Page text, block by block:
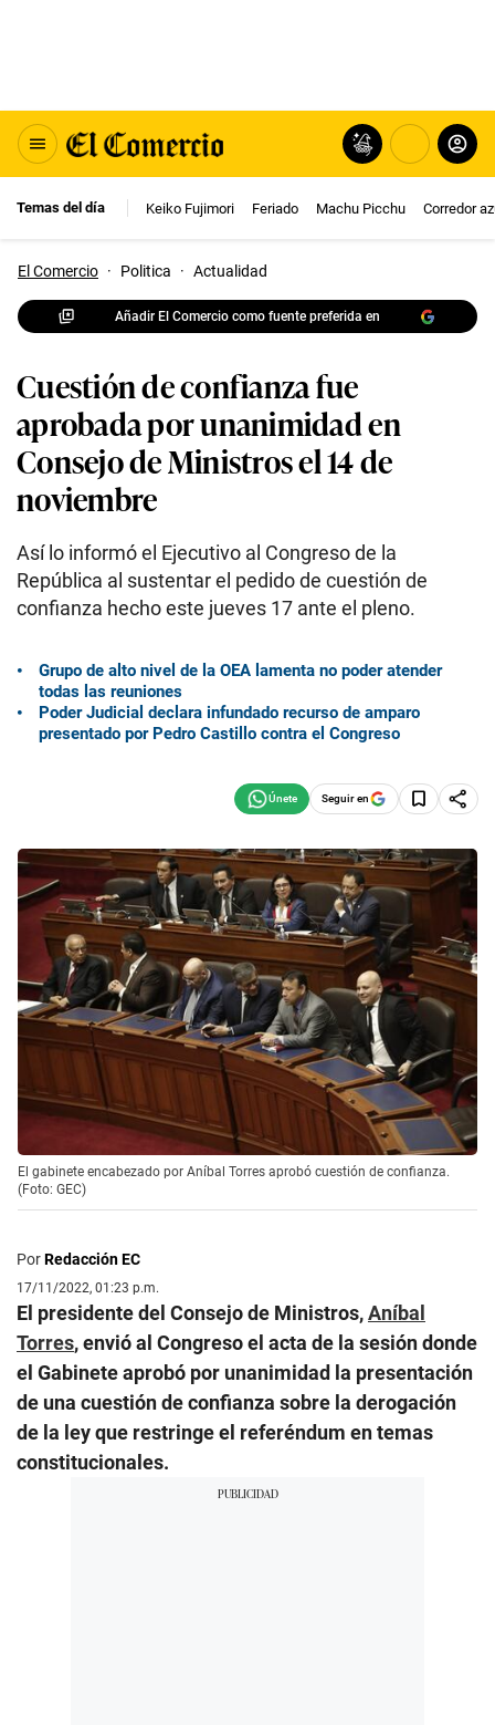
Temas del día Keiko Fujimori Feriado Machu Picchu Corredor
El Comercio · Politica · Actualidad
Añadir El Comercio como fuente preferida en
Cuestión de confianza fue
aprobada por unanimidad en
Consejo de Ministros el 14 de
noviembre
Así lo informó el Ejecutivo al Congreso de la
República al sustentar el pedido de cuestión de
confianza hecho este jueves 17 ante el pleno.
Grupo de alto nivel de la OEA lamenta no poder atender
todas las reuniones
Poder Judicial declara infundado recurso de amparo
presentado por Pedro Castillo contra el Congreso
Seguir en
El gabinete encabezado por Aníbal Torres aprobó cuestión de confianza.
(Foto: GEC)
PorRedacción EC
17/11/2022, 01:23 p.m.
El presidente del Consejo de Ministros,Aníbal
Torres, envió al Congreso el acta de la sesión donde
el Gabinete aprobó por unanimidad la presentación
de una cuestión de confianza sobre la derogación
de la ley que restringe el referéndum en temas
constitucionales.